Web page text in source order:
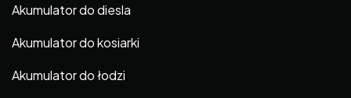
Akumulator do diesla
Akumulator do kosiarki
Akumulator do łodzi